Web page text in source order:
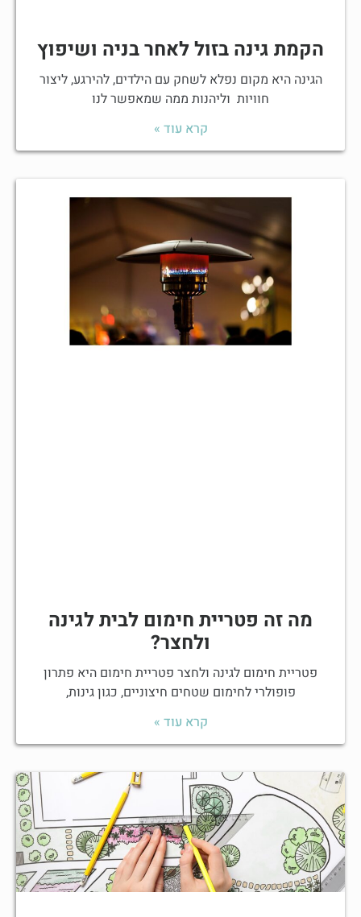
הקמת גינה בזול לאחר בניה ושיפוץ
הגינה היא מקום נפלא לשחק עם הילדים, להירגע, ליצור
חוויות וליהנות ממה שמאפשר לנו
קרא עוד »
מה זה פטריית חימום לבית לגינה
ולחצר?
פטריית חימום לגינה ולחצר פטריית חימום היא פתרון
פופולרי לחימום שטחים חיצוניים, כגון גינות,
קרא עוד »